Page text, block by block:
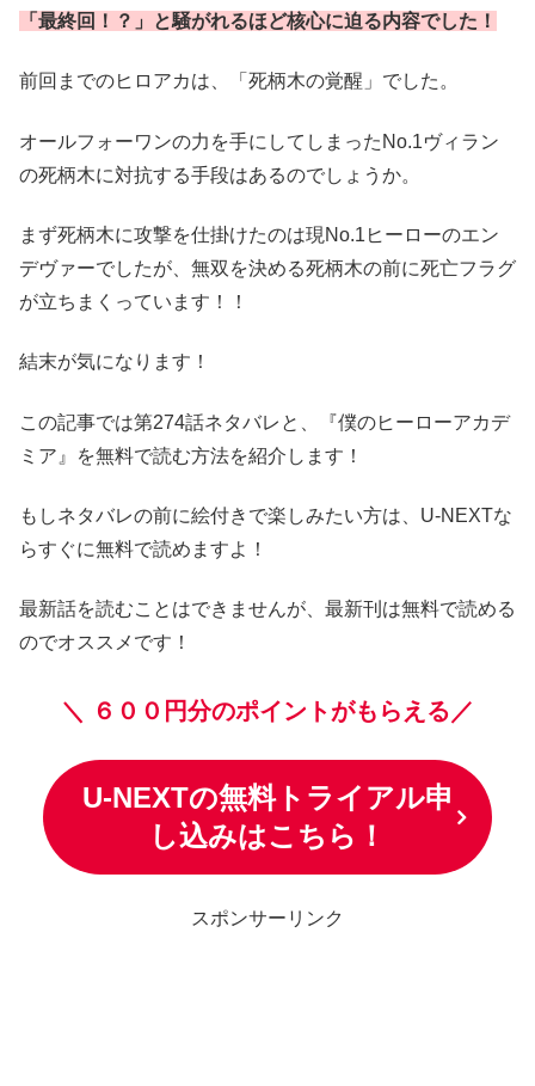
「最終回！？」と騒がれるほど核心に迫る内容でした！
前回までのヒロアカは、「死柄木の覚醒」でした。
オールフォーワンの力を手にしてしまったNo.1ヴィラン
の死柄木に対抗する手段はあるのでしょうか。
まず死柄木に攻撃を仕掛けたのは現No.1ヒーローのエン
デヴァーでしたが、無双を決める死柄木の前に死亡フラグ
が立ちまくっています！！
結末が気になります！
この記事では第274話ネタバレと、『僕のヒーローアカデ
ミア』を無料で読む方法を紹介します！
もしネタバレの前に絵付きで楽しみたい方は、U-NEXTな
らすぐに無料で読めますよ！
最新話を読むことはできませんが、最新刊は無料で読める
のでオススメです！
＼ ６００円分のポイントがもらえる／
U-NEXTの無料トライアル申
し込みはこちら！
スポンサーリンク